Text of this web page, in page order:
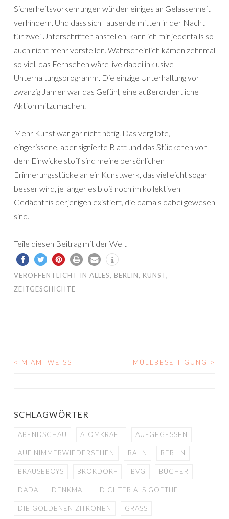
Sicherheitsvorkehrungen würden einiges an Gelassenheit
verhindern. Und dass sich Tausende mitten in der Nacht
für zwei Unterschriften anstellen, kann ich mir jedenfalls so
auch nicht mehr vorstellen. Wahrscheinlich kämen zehnmal
so viel, das Fernsehen wäre live dabei inklusive
Unterhaltungsprogramm. Die einzige Unterhaltung vor
zwanzig Jahren war das Gefühl, eine außerordentliche
Aktion mitzumachen.
Mehr Kunst war gar nicht nötig. Das vergilbte,
eingerissene, aber signierte Blatt und das Stückchen von
dem Einwickelstoff sind meine persönlichen
Erinnerungsstücke an ein Kunstwerk, das vielleicht sogar
besser wird, je länger es bloß noch im kollektiven
Gedächtnis derjenigen existiert, die damals dabei gewesen
sind.
Teile diesen Beitrag mit der Welt
VERÖFFENTLICHT IN ALLES, BERLIN, KUNST,
ZEITGESCHICHTE
BEITRAGS-
< MIAMI WEISS MÜLLBESEITIGUNG >
SCHLAGWÖRTER
ABENDSCHAU ATOMKRAFT AUFGEGESSEN
AUF NIMMERWIEDERSEHEN BAHN BERLIN
BRAUSEBOYS BROKDORF BVG BÜCHER
DADA DENKMAL DICHTER ALS GOETHE
DIE GOLDENEN ZITRONEN GRASS